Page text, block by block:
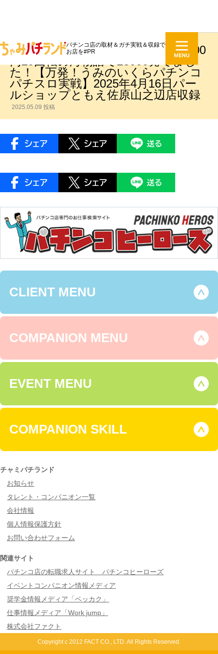
パチンコ店の取材＆ガチ実戦＆収録で
お店を#PR
【大海物語5】短時間で爆勝ち！1000
円29回転の海物語で28000発でまし
た！【万発！うみのいくらパチンコ
パチスロ実戦】2025年4月16日パー
ルショップともえ佐原山之辺店収録
2025.05.09 投稿
CLIENT MENU
COMPANION MENU
EVENT MENU
COMPANION SKILL
チャミパチランド
お知らせ
タレント・コンパニオン一覧
会社情報
個人情報保護方針
お問い合わせフォーム
関連サイト
パチンコ店の転職求人サイト パチンコヒーローズ
イベントコンパニオン情報メディア
奨学金情報メディア「ベッカク」
仕事情報メディア「Work jump」
株式会社ファクト
Copyright c 2012 FACT CO., LTD. All Rights Reserved.